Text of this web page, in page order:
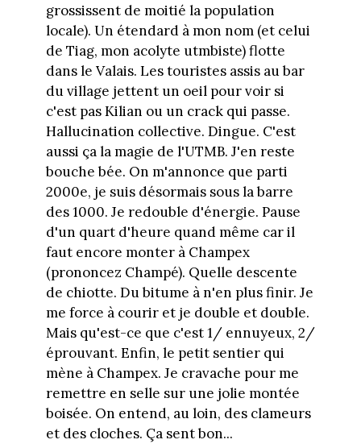
grossissent de moitié la population
locale). Un étendard à mon nom (et celui
de Tiag, mon acolyte utmbiste) flotte
dans le Valais. Les touristes assis au bar
du village jettent un oeil pour voir si
c'est pas Kilian ou un crack qui passe.
Hallucination collective. Dingue. C'est
aussi ça la magie de l'UTMB. J'en reste
bouche bée. On m'annonce que parti
2000e, je suis désormais sous la barre
des 1000. Je redouble d'énergie. Pause
d'un quart d'heure quand même car il
faut encore monter à Champex
(prononcez Champé). Quelle descente
de chiotte. Du bitume à n'en plus finir. Je
me force à courir et je double et double.
Mais qu'est-ce que c'est 1/ ennuyeux, 2/
éprouvant. Enfin, le petit sentier qui
mène à Champex. Je cravache pour me
remettre en selle sur une jolie montée
boisée. On entend, au loin, des clameurs
et des cloches. Ça sent bon...